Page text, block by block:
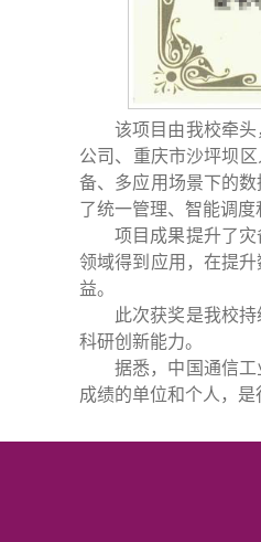
该项目由我校牵
公司、重庆市沙坪坝
备、多应用场景下的
了统一管理、智能调度
项目成果提升了
领域得到应用，在提
益。
此次获奖是我校
科研创新能力。
据悉，中国通信
成绩的单位和个人，是